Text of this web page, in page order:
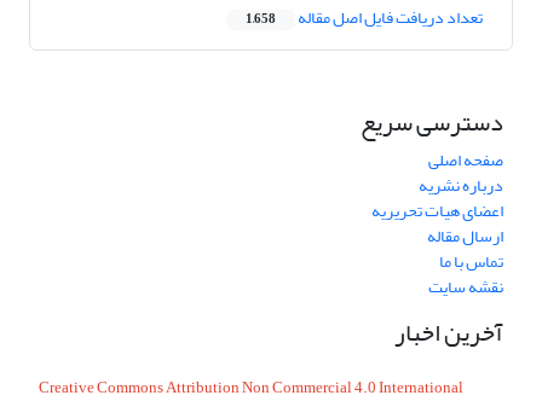
تعداد دریافت فایل اصل مقاله 1,658
دسترسی سریع
صفحه اصلی
درباره نشریه
اعضای هیات تحریریه
ارسال مقاله
تماس با ما
نقشه سایت
آخرین اخبار
Creative Commons Attribution Non Commercial 4.0 International